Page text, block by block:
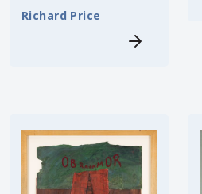
Richard Price